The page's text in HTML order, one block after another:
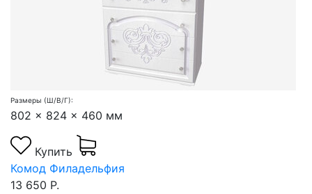
Размеры (Ш/В/Г):
802 x 824 x 460 мм
Купить
Комод Филадельфия
13 650 Р.